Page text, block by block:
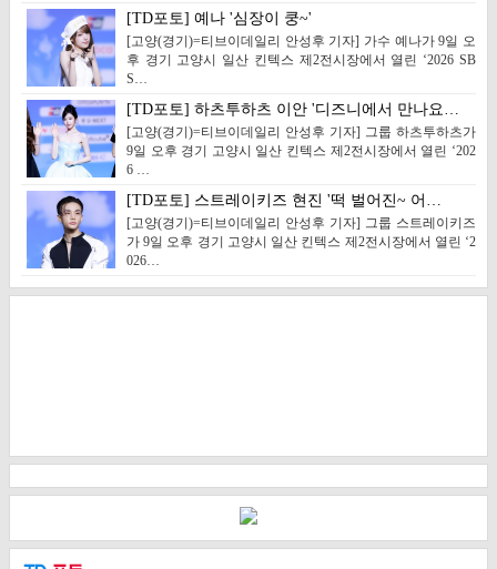
[TD포토] 예나 '심장이 쿵~'
[고양(경기)=티브이데일리 안성후 기자] 가수 예나가 9일 오
후 경기 고양시 일산 킨텍스 제2전시장에서 열린 ‘2026 SB
S…
[TD포토] 하츠투하츠 이안 '디즈니에서 만나요…
[고양(경기)=티브이데일리 안성후 기자] 그룹 하츠투하츠가
9일 오후 경기 고양시 일산 킨텍스 제2전시장에서 열린 ‘202
6 …
[TD포토] 스트레이키즈 현진 '떡 벌어진~ 어…
[고양(경기)=티브이데일리 안성후 기자] 그룹 스트레이키즈
가 9일 오후 경기 고양시 일산 킨텍스 제2전시장에서 열린 ‘2
026…